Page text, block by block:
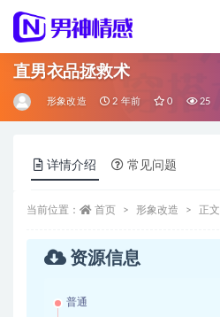
直男衣品拯救术
形象改造 2 年前 0 25
详情介绍 常见问题
当前位置： 首页 形象改造 正文
资源信息
普通